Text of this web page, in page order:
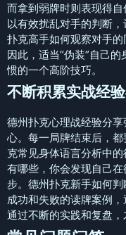
而拿到弱牌时则表现得
以有效扰乱对手的判断
扑克高手如何观察对手的
因此，适当“伪装”自己
惯的一个高阶技巧。
不断积累实战经
德州扑克心理战经验分
心。每一局牌结束后，
克常见身体语言分析中
有哪些，你会发现自己
步。德州扑克新手如何
成功和失败的读牌案例
通过不断的实践和复盘，